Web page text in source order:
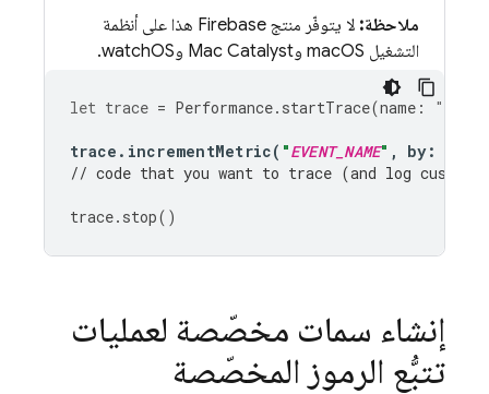
ملاحظة:
لا يتوفّر منتج Firebase هذا على أنظمة
التشغيل macOS وMac Catalyst وwatchOS.
let trace = Performance. startTrace(name : "
trace . incrementMetric( "EVENT_NAME" , by:
// code that you want to trace (and log custom
trace. stop()
إنشاء سمات مخصّصة لعمليات
تتبُّع الرموز المخصّصة